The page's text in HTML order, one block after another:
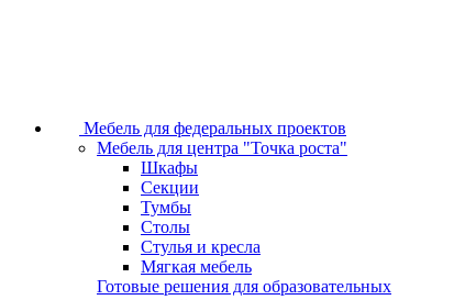
Мебель для федеральных проектов
Мебель для центра "Точка роста"
Шкафы
Секции
Тумбы
Столы
Стулья и кресла
Мягкая мебель
Готовые решения для образовательных